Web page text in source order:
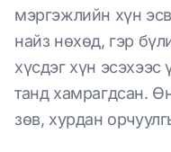
мэргэжлийн хүн
найз нөхөд, гэр
хүсдэг хүн
танд хамрагдсан.
зөв, хурдан